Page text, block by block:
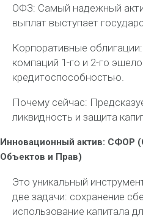
ОФЗ: Самый надежный
выплат выступает
Корпоративные
компаций 1-го и 2-го
кредитоспособностью.
Почему сейчас:
ликвидность и защита
Инновационный актив: СФОР
Объектов и Прав)
Это уникальный
две задачи: сохранение
использование капитала